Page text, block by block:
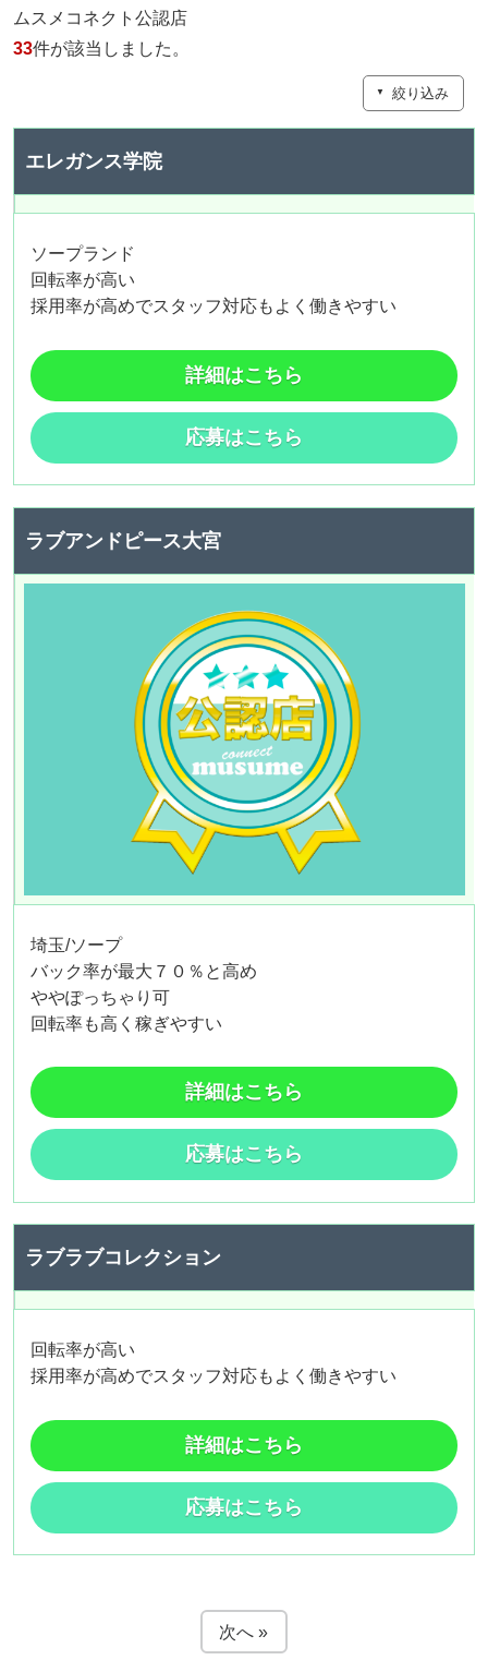
ムスメコネクト公認店
33件が該当しました。
▼ 絞り込み
エレガンス学院
ソープランド
回転率が高い
採用率が高めでスタッフ対応もよく働きやすい
詳細はこちら
応募はこちら
ラブアンドピース大宮
埼玉/ソープ
バック率が最大７０％と高め
ややぽっちゃり可
回転率も高く稼ぎやすい
詳細はこちら
応募はこちら
ラブラブコレクション
回転率が高い
採用率が高めでスタッフ対応もよく働きやすい
詳細はこちら
応募はこちら
次へ »